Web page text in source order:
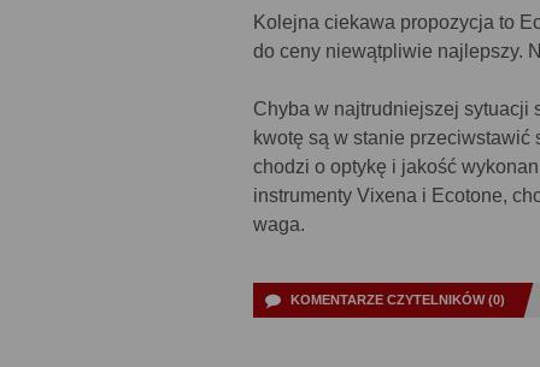
Kolejna ciekawa propozycja to
do ceny niewątpliwie najlepszy.
Chyba w najtrudniejszej sytuacji
kwotę są w stanie
chodzi o optykę i jakość
instrumenty Vixena i Ecotone,
waga.
KOMENTARZE CZYTELNIKÓW (0)